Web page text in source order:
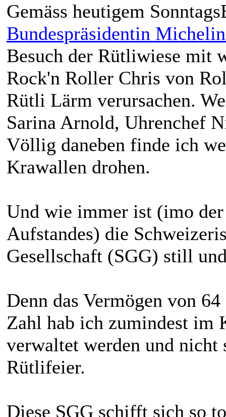
Gemäss heutigem
Bundespräsidentin
Besuch der Rütliwiese mit
Rock'n Roller Chris von
Rütli Lärm verursachen.
Sarina Arnold, Uhrenchef
Völlig daneben finde ich
Krawallen drohen.
Und wie immer ist (imo der
Aufstandes) die
Gesellschaft (SGG) still
Denn das Vermögen von
Zahl hab ich zumindest im
verwaltet werden und
Rütlifeier.
Diese SGG schifft sich so